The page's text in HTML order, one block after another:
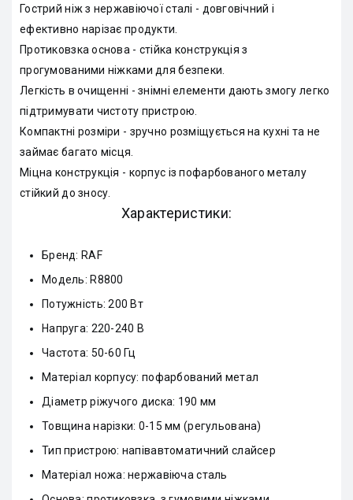
Гострий ніж з нержавіючої сталі - довговічний і
ефективно нарізає продукти.
Протиковзка основа - стійка конструкція з
прогумованими ніжками для безпеки.
Легкість в очищенні - знімні елементи дають змогу легко
підтримувати чистоту пристрою.
Компактні розміри - зручно розміщується на кухні та не
займає багато місця.
Міцна конструкція - корпус із пофарбованого металу
стійкий до зносу.
Характеристики:
Бренд: RAF
Модель: R8800
Потужність: 200 Вт
Напруга: 220-240 В
Частота: 50-60 Гц
Матеріал корпусу: пофарбований метал
Діаметр ріжучого диска: 190 мм
Товщина нарізки: 0-15 мм (регульована)
Тип пристрою: напівавтоматичний слайсер
Матеріал ножа: нержавіюча сталь